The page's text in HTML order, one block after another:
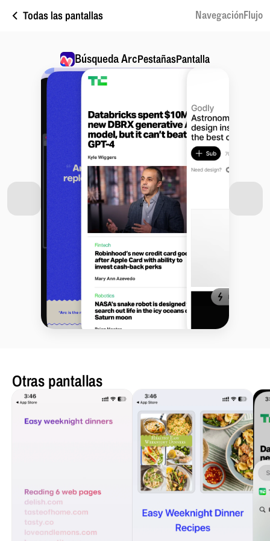
Todas las pantallas NavegaciónFlujo
Búsqueda ArcPestañasPantalla
Otras pantallas